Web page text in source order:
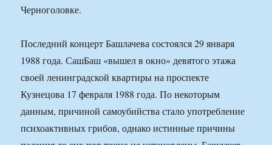
Черноголовке.
Последний концерт Башлачева состоялся 29 января
1988 года. СашБаш «вышел в окно» девятого этажа
своей ленинградской квартиры на проспекте
Кузнецова 17 февраля 1988 года. По некоторым
данным, причиной самоубийства стало употребление
психоактивных грибов, однако истинные причины